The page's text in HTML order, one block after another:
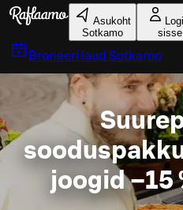
Liigu peamise sisu juurde
Asukoht
Sotkamo
sisse
Broneeri laud Sotkamo
joogid –15